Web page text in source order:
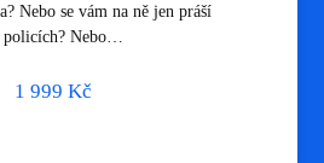
Nebo se vám na ně jen práší
policích? Nebo…
1 999 Kč